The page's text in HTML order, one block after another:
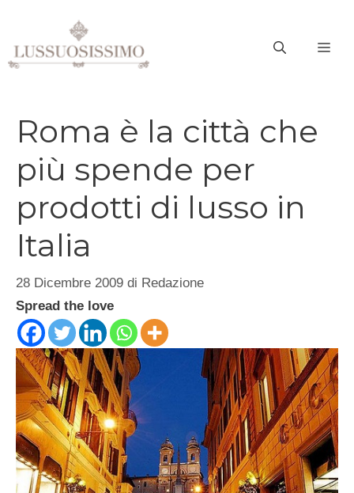
contenuto
Roma è la città che
più spende per
prodotti di lusso in
Italia
28 Dicembre 2009 di Redazione
Spread the love